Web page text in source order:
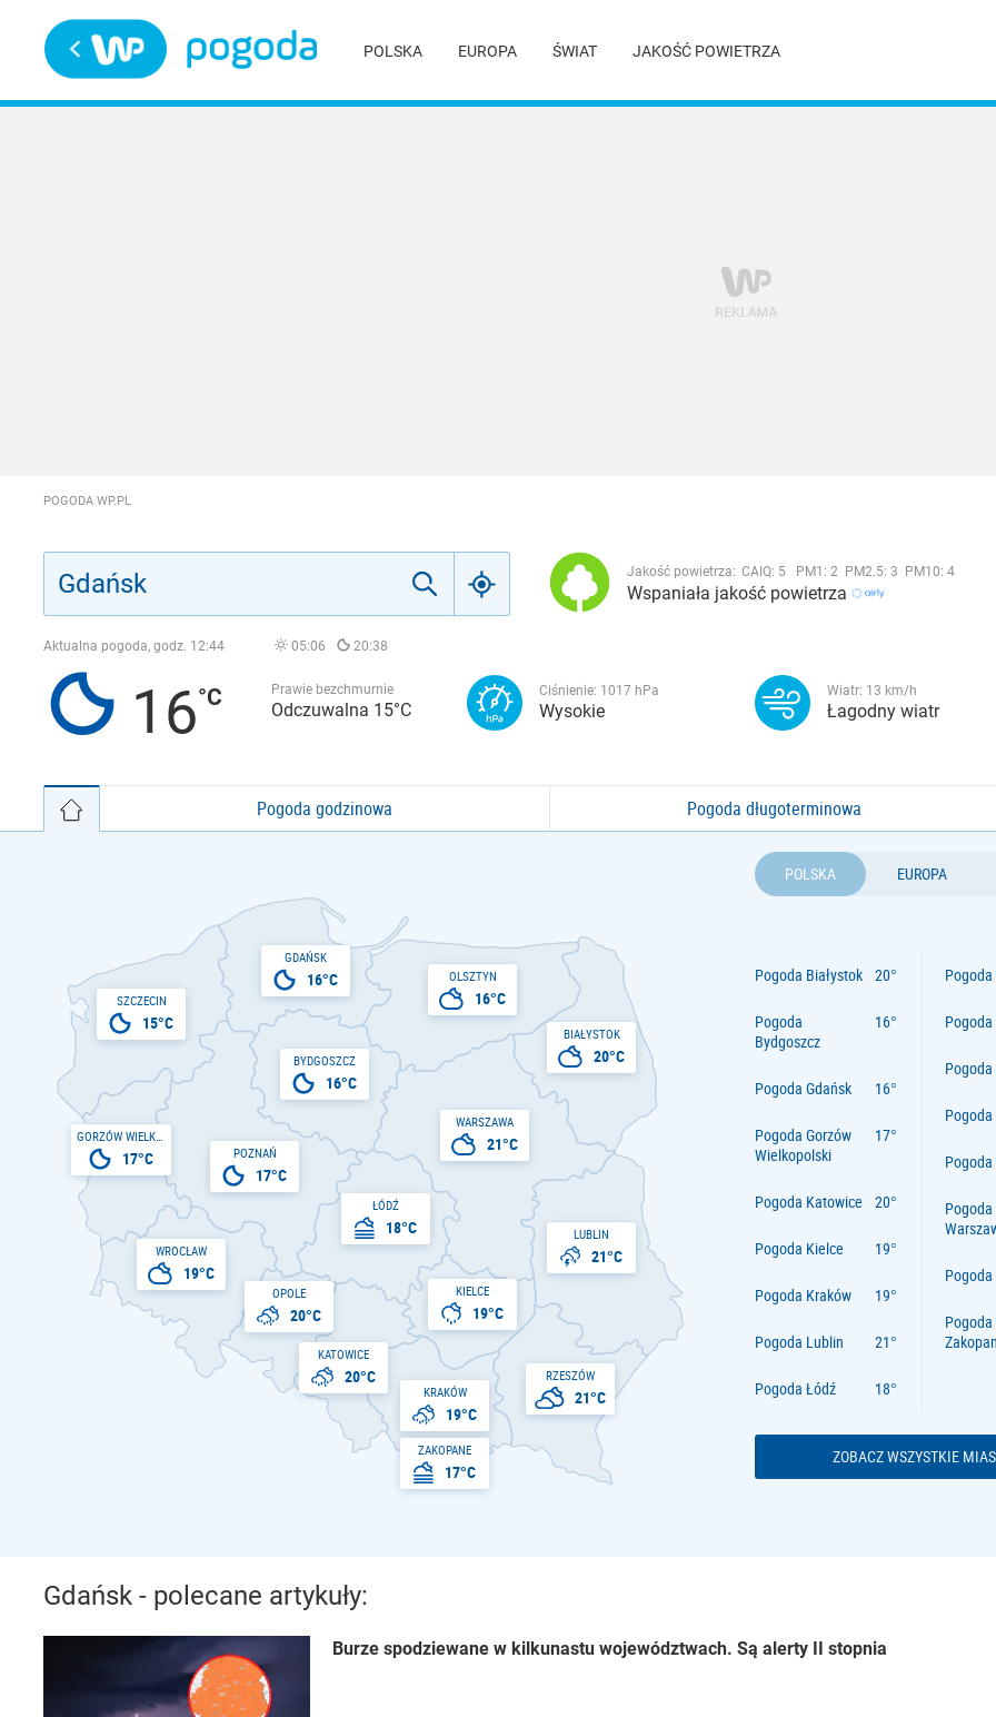
POLSKA EUROPA ŚWIAT JAKOŚĆ POWIETRZA
POGODA WP.PL
Jakość powietrza: CAIQ: 5 PM1: 2 PM2.5: 3 PM10: 4
Wspaniała jakość powietrza
Aktualna pogoda, godz. 12:44 05:06 20:38
16 Prawie bezchmurnie
Odczuwalna 15°C
Ciśnienie: 1017 hPa
Wysokie
Wiatr: 13 km/h
Łagodny wiatr
Pogoda godzinowa Pogoda długoterminowa
BIAŁYSTOK
20°C
BYDGOSZCZ
16°C
GDAŃSK
16°C
17°C
KATOWICE
20°C
KIELCE
19°C
KRAKÓW
19°C
LUBLIN
21°C
ŁÓDŹ
18°C
OLSZTYN
16°C
OPOLE
20°C
POZNAŃ
17°C
RZESZÓW
21°C
SZCZECIN
15°C
WARSZAWA
21°C
WROCŁAW
19°C
ZAKOPANE
17°C
POLSKA EUROPA
Pogoda Białystok
Pogoda
Bydgoszcz
Pogoda Gdańsk
Pogoda Gorzów
Wielkopolski
Pogoda Katowice
Pogoda Kielce
Pogoda Kraków
Pogoda Lublin
Pogoda Łódź
Pogoda
Pogoda
Pogoda
ZOBACZ WSZYSTKIE
Gdańsk - polecane artykuły:
Burze spodziewane w kilkunastu województwach. Są alerty II stopnia